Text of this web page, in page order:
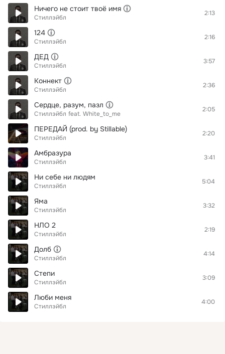
Ничего не стоит твоё имя
Стиллэйбл
2:13
124
Стиллэйбл
2:16
ДЕД
Стиллэйбл
3:57
Коннект
Стиллэйбл
2:36
Сердце, разум, пазл
Стиллэйбл feat. White_to_me
2:05
ПЕРЕДАЙ (prod. by Stillable)
Стиллэйбл
2:20
Амбразура
Стиллэйбл
3:41
Ни себе ни людям
Стиллэйбл
5:04
Яма
Стиллэйбл
3:32
НЛО 2
Стиллэйбл
2:19
Долб
Стиллэйбл
4:14
Степи
Стиллэйбл
3:09
Люби меня
Стиллэйбл
4:00